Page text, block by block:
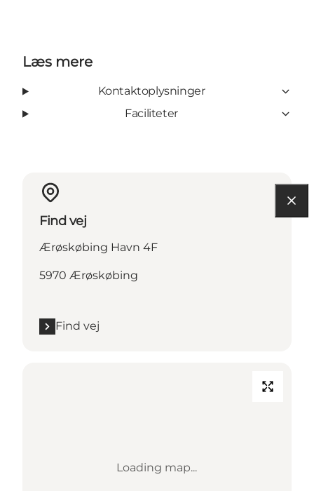
Læs mere
Kontaktoplysninger
Faciliteter
Find vej
Ærøskøbing Havn 4F
5970 Ærøskøbing
Find vej
Loading map...